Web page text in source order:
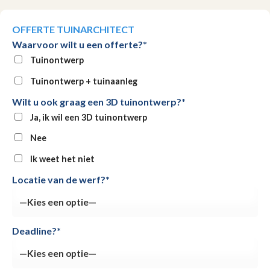
OFFERTE TUINARCHITECT
Waarvoor wilt u een offerte?*
Tuinontwerp
Tuinontwerp + tuinaanleg
Wilt u ook graag een 3D tuinontwerp?*
Ja, ik wil een 3D tuinontwerp
Nee
Ik weet het niet
Locatie van de werf?*
Deadline?*